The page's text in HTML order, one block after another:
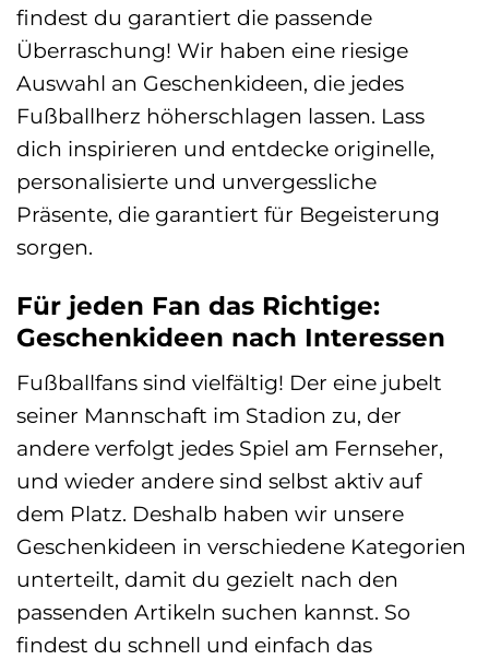
findest du garantiert die passende
Überraschung! Wir haben eine riesige
Auswahl an Geschenkideen, die jedes
Fußballherz höherschlagen lassen. Lass
dich inspirieren und entdecke originelle,
personalisierte und unvergessliche
Präsente, die garantiert für Begeisterung
sorgen.
Für jeden Fan das Richtige:
Geschenkideen nach Interessen
Fußballfans sind vielfältig! Der eine jubelt
seiner Mannschaft im Stadion zu, der
andere verfolgt jedes Spiel am Fernseher,
und wieder andere sind selbst aktiv auf
dem Platz. Deshalb haben wir unsere
Geschenkideen in verschiedene Kategorien
unterteilt, damit du gezielt nach den
passenden Artikeln suchen kannst. So
findest du schnell und einfach das